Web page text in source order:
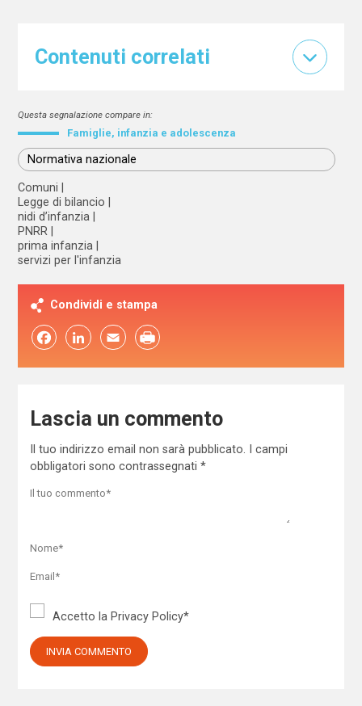
Contenuti correlati
Questa segnalazione compare in:
Famiglie, infanzia e adolescenza
Normativa nazionale
Comuni
Legge di bilancio
nidi d’infanzia
PNRR
prima infanzia
servizi per l'infanzia
Condividi e stampa
FacebookLinkedIn Email
Lascia un commento
Il tuo indirizzo email non sarà pubblicato.
I campi
obbligatori sono contrassegnati *
Accetto la Privacy Policy*